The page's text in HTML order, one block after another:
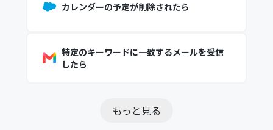
カレンダーの予定が削除されたら
特定のキーワードに一致するメールを受信
したら
もっと見る